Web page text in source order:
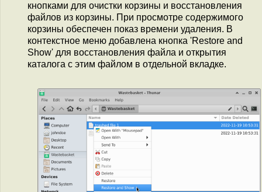
кнопками для очистки корзины и восстановления
файлов из корзины. При просмотре содержимого
корзины обеспечен показ времени удаления. В
контекстное меню добавлена кнопка 'Restore and
Show' для восстановления файла и открытия
каталога с этим файлом в отдельной вкладке.